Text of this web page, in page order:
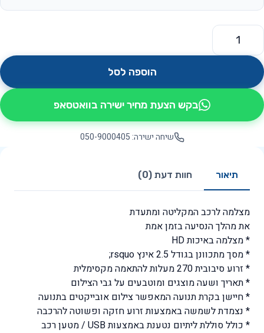
כמות של מצלמה לרכב 1920/1080HD מסך 2.4" דגם קליפ קאר ונדור
הוספה לסל
בקש הצעת מחיר ישירה בוואטסאפ
שיחה ישירה: 050-9000405
תיאור חוות דעת (0)
מצלמה לרכב המקליטה ומתעדת
את מהלך הנסיעה בזמן אמת
* מצלמה באיכות HD
* מסך מתכוונן בגודל 2.5 אינץ rsquo;
* זרוע סיבובית 270 מעלות להתאמה מקסימלית
* תאריך ושעה מוצגים ומוטבעים על גבי הצילום
* חיישן בקרת תנועה המאפשר צילום אובייקטים בתנועה
* נצמדת לשמשה באמצעות זרוע חזקה ופשוטה להרכבה
* כולל סוללת ליתיום נטענת באמצעות USB / מטען רכב